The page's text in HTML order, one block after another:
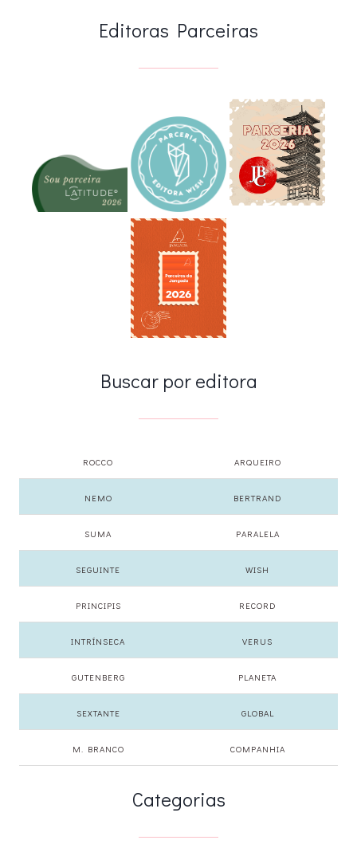
Editoras Parceiras
Buscar por editora
ROCCO ARQUEIRO
NEMO BERTRAND
SUMA PARALELA
SEGUINTE WISH
PRINCIPIS RECORD
INTRÍNSECA VERUS
GUTENBERG PLANETA
SEXTANTE GLOBAL
M. BRANCO COMPANHIA
Categorias